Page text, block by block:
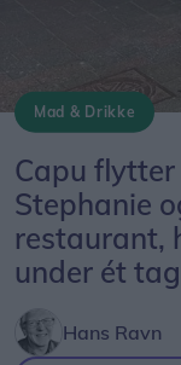
Mad & Drikke
Capu
Stephanie
restaurant,
under ét tag
Hans Ravn